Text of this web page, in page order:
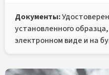
Документы:
установленного
электронном виде и на